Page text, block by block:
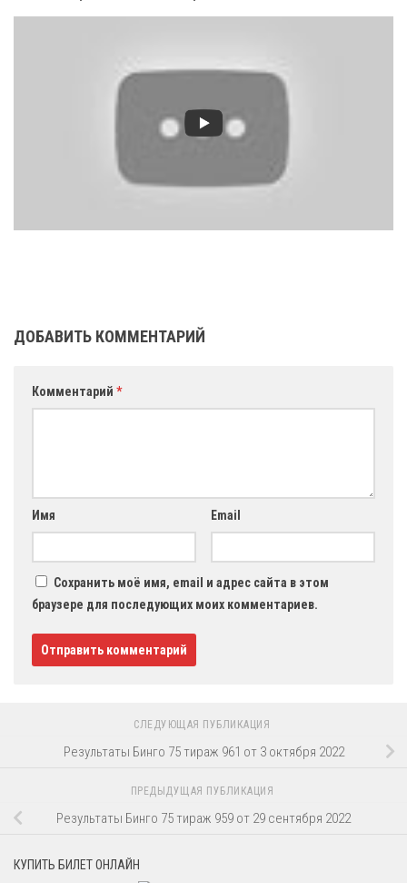
ДОБАВИТЬ КОММЕНТАРИЙ
Комментарий *
Имя Email
Сохранить моё имя, email и адрес сайта в этом
браузере для последующих моих комментариев.
СЛЕДУЮЩАЯ ПУБЛИКАЦИЯ
Результаты Бинго 75 тираж 961 от 3 октября 2022
ПРЕДЫДУЩАЯ ПУБЛИКАЦИЯ
Результаты Бинго 75 тираж 959 от 29 сентября 2022
КУПИТЬ БИЛЕТ ОНЛАЙН